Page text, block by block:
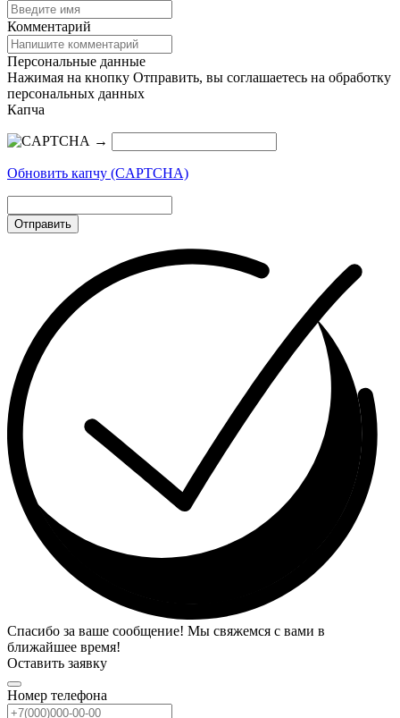
Комментарий
Персональные данные
Нажимая на кнопку Отправить, вы соглашаетесь на обработку
персональных данных
Капча
→
Обновить капчу (CAPTCHA)
Отправить
Спасибо за ваше сообщение! Мы свяжемся с вами в
ближайшее время!
Оставить заявку
Номер телефона